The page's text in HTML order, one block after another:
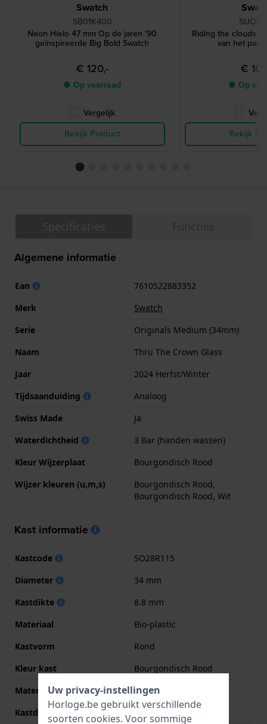
Swatch
SB01K400
Neon Hielo 47 mm Op de jaren '90
geïnspireerde Big Bold Swatch
€ 120,-
● Op voorraad
Vergelijk
Bekijk Product
Riding the clouds
van het
€
● Op
Bekijk
Algemene informatie
Ean
7610522883352
Merk
Swatch
Serie
Originals Medium (34mm)
Naam
Thru The Crown Glass
Jaar
2024 Herfst/Winter
Tijdsaanduiding
Analoog
Swiss Made
Ja
Waterdichtheid
3 Bar (handen wassen)
Kleur Wijzerplaat
Bourgondisch Rood
Wijzer kleuren (u,m,s)
Bourgondisch Rood,
Bourgondisch Rood, Wit
Kast informatie
Kastcode
SO28R115
Diameter
34 mm
Kastdikte
8.8 mm
Materiaal
Bio-plastic
Kastvorm
Rond
Kleur kast
Bourgondisch Rood
Materiaal kastdeksel
Bio-plastic
Kastdeksel
Kast met batterijklep
Uw privacy-instellingen
Horloge.be gebruikt verschillende
soorten cookies. Voor sommige